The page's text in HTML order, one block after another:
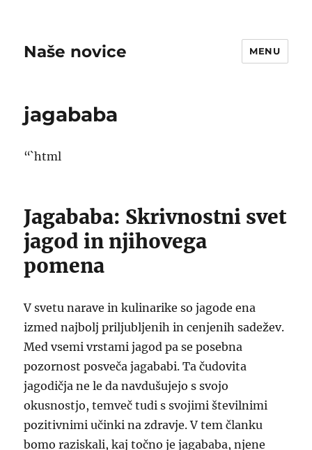
Naše novice MENU
jagababa
“`html
Jagababa: Skrivnostni svet
jagod in njihovega
pomena
V svetu narave in kulinarike so jagode ena
izmed najbolj priljubljenih in cenjenih sadežev.
Med vsemi vrstami jagod pa se posebna
pozornost posveča jagababi. Ta čudovita
jagodičja ne le da navdušujejo s svojo
okusnostjo, temveč tudi s svojimi številnimi
pozitivnimi učinki na zdravje. V tem članku
bomo raziskali, kaj točno je jagababa, njene